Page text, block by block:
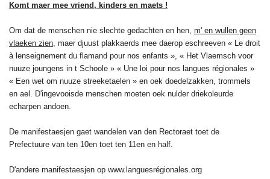
Komt maer mee vriend, kinders en maets !
Om dat de menschen nie slechte gedachten en hen, m' en wullen geen
vlaeken zien, maer djuust plakkaerds mee daerop eschreeven « Le droit
à lenseignement du flamand pour nos enfants », « Het Vlaemsch voor
nuuze joungens in t Schoole » « Une loi pour nos langues régionales »
« Een wet om nuuze streeketaelen » en oek doedelzakken, trommels
en ael. D'ingevooisde menschen moeten oek nulder driekoleurde
echarpen andoen.
De manifestaesjen gaet wandelen van den Rectoraet toet de
Prefectuure van ten 10en toet ten 11en en half.
D'andere manifestaesjen op www.languesrégionales.org